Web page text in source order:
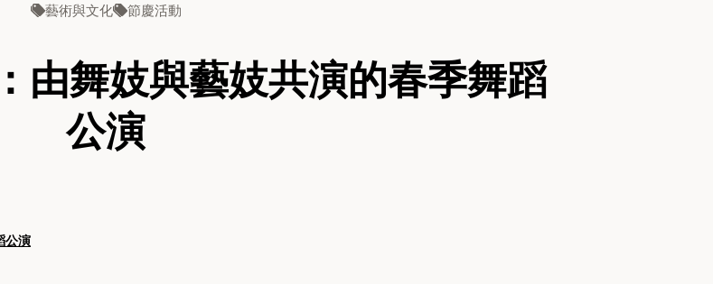
藝術與文化 節慶活動
由舞妓與藝妓共演的春季舞蹈
公演
公演